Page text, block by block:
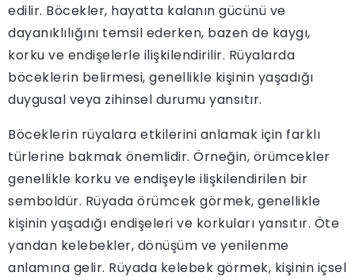
edilir. Böcekler, hayatta kalanın gücünü ve
dayanıklılığını temsil ederken, bazen de kaygı,
korku ve endişelerle ilişkilendirilir. Rüyalarda
böceklerin belirmesi, genellikle kişinin yaşadığı
duygusal veya zihinsel durumu yansıtır.
Böceklerin rüyalara etkilerini anlamak için farklı
türlerine bakmak önemlidir. Örneğin, örümcekler
genellikle korku ve endişeyle ilişkilendirilen bir
semboldür. Rüyada örümcek görmek, genellikle
kişinin yaşadığı endişeleri ve korkuları yansıtır. Öte
yandan kelebekler, dönüşüm ve yenilenme
anlamına gelir. Rüyada kelebek görmek, kişinin içsel